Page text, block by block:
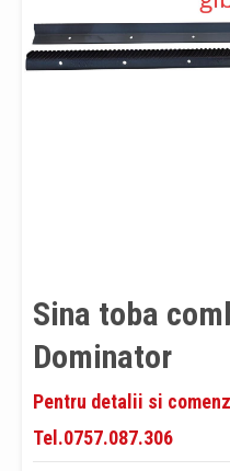
Sina toba
Dominator
Pentru detalii si
Tel.0757.087.306